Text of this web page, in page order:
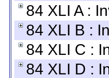
84 XLI A :
84 XLI B :
84 XLI C :
84 XLI D :